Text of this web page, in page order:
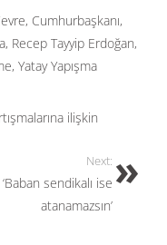
, Cumhurbaşkanı,
, Recep Tayyip Erdoğan,
, Yatay Yapışma
ilişkin
Next:
sendikalı ise
atanamazsın’